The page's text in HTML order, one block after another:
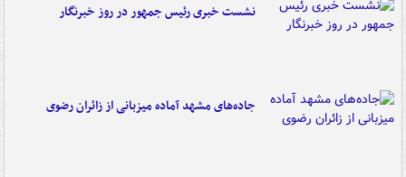
نشست خبری رئیس جمهور در روز خبرنگار
جاده‌های مشهد آماده میزبانی از زائران رضوی